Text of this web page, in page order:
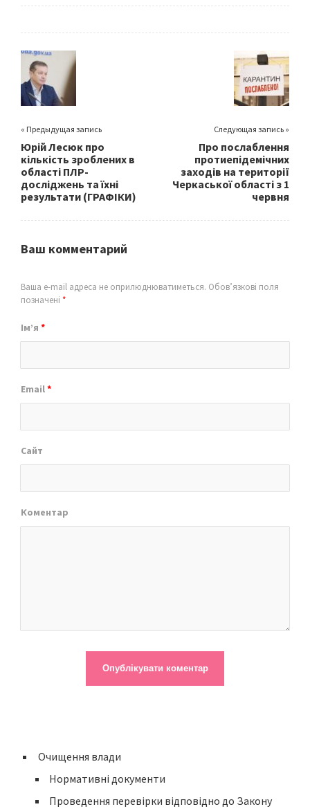
o
o
k
er
« Предыдущая запись
Юрій Лесюк про
кількість зроблених в
області ПЛР-
досліджень та їхні
результати (ГРАФІКИ)
Следующая запись »
Про послаблення
протиепідемічних
заходів на території
Черкаської області з 1
червня
Ваш комментарий
Ваша e-mail адреса не оприлюднюватиметься. Обов’язкові поля
позначені *
Ім’я *
Email*
Сайт
Коментар
Очищення влади
Нормативні документи
Проведення перевірки відповідно до Закону